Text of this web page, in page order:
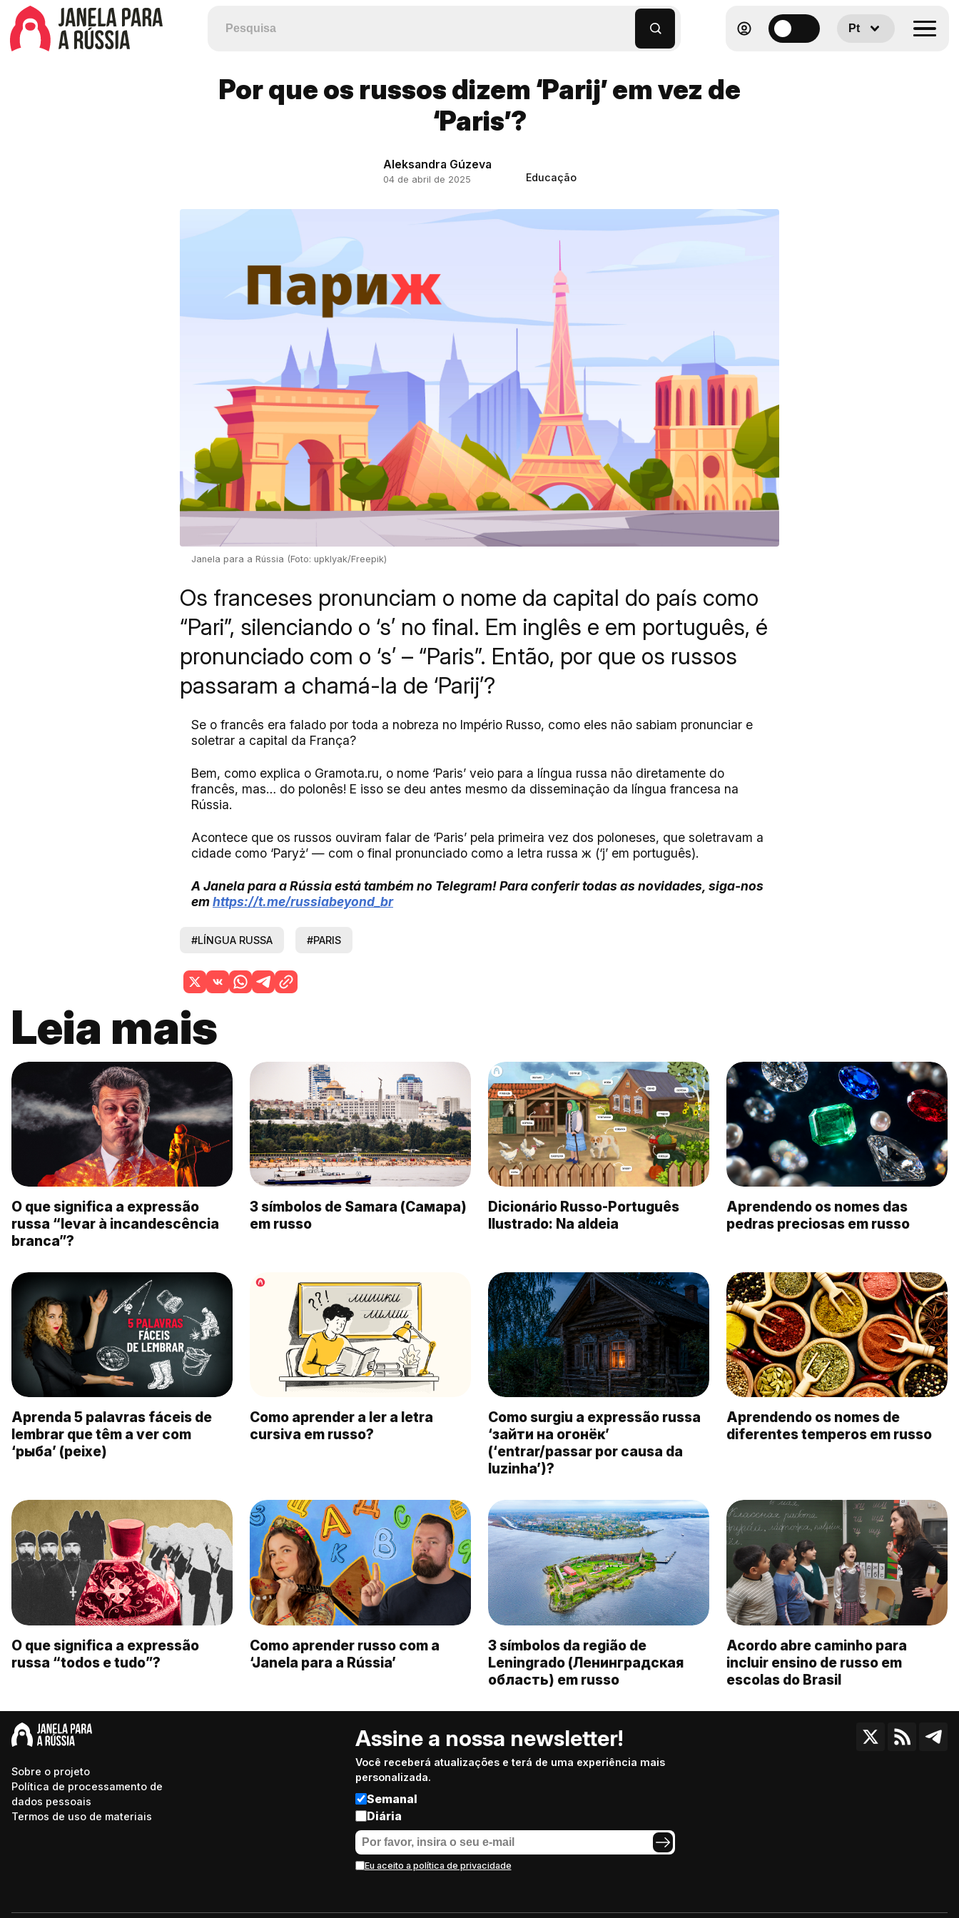
Pt
Por que os russos dizem ‘Parij’ em vez de
‘Paris’?
Aleksandra Gúzeva
04 de abril de 2025 Educação
Janela para a Rússia (Foto: upklyak/Freepik)
Os franceses pronunciam o nome da capital do país como
“Pari”, silenciando o ‘s’ no final. Em inglês e em português, é
pronunciado com o ‘s’ – “Paris”. Então, por que os russos
passaram a chamá-la de ‘Parij’?
Se o francês era falado por toda a nobreza no Império Russo, como eles não sabiam pronunciar e
soletrar a capital da França?
Bem, como explica o Gramota.ru, o nome ‘Paris’ veio para a língua russa não diretamente do
francês, mas… do polonês! E isso se deu antes mesmo da disseminação da língua francesa na
Rússia.
Acontece que os russos ouviram falar de ‘Paris’ pela primeira vez dos poloneses, que soletravam a
cidade como ‘Paryż’ — com o final pronunciado como a letra russa ж (‘j’ em português).
A Janela para a Rússia está também no Telegram! Para conferir todas as novidades, siga-nos
emhttps://t.me/russiabeyond_br
#LÍNGUA RUSSA #PARIS
Leia mais
O que significa a expressão
russa “levar à incandescência
branca”?
3 símbolos de Samara (Самара)
em russo
Dicionário Russo-Português
Ilustrado: Na aldeia
Aprendendo os nomes das
pedras preciosas em russo
Aprenda 5 palavras fáceis de
lembrar que têm a ver com
‘рыба’ (peixe)
Como aprender a ler a letra
cursiva em russo?
Como surgiu a expressão russa
‘зайти на огонёк’
(‘entrar/passar por causa da
luzinha’)?
Aprendendo os nomes de
diferentes temperos em russo
O que significa a expressão
russa “todos e tudo”?
Como aprender russo com a
‘Janela para a Rússia’
3 símbolos da região de
Leningrado (Ленинградская
область) em russo
Acordo abre caminho para
incluir ensino de russo em
escolas do Brasil
Sobre o projeto
Política de processamento de
dados pessoais
Termos de uso de materiais
Assine a nossa newsletter!
Você receberá atualizações e terá de uma experiência mais
personalizada.
Semanal
Diária
Eu aceito a política de privacidade